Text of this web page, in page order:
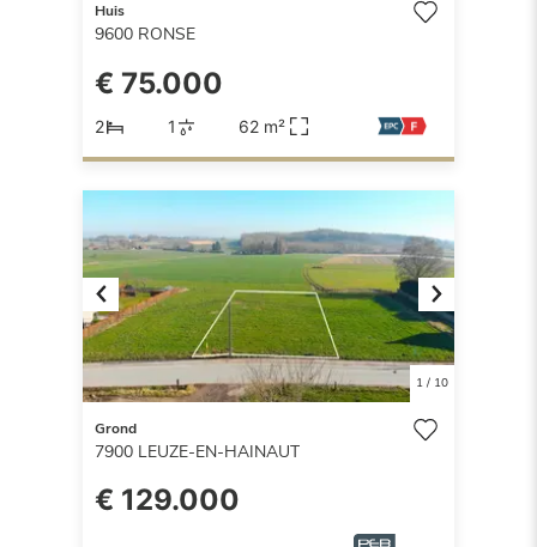
Huis
9600 RONSE
€ 75.000
2 1 62 m²
Previous Next
1/ 10
Grond
7900 LEUZE-EN-HAINAUT
€ 129.000